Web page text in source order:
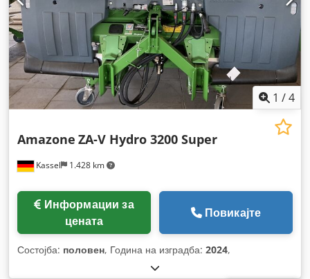
1 /4
Kassel 1.428 km
Amazone ZA-V Hydro 3200 Super
цената
Повикајте
Состојба: половен, Година на изградба: 2024,